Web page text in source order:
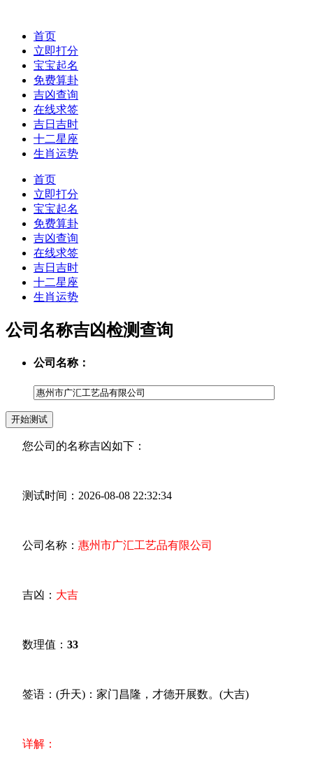
首页
立即打分
宝宝起名
免费算卦
吉凶查询
在线求签
吉日吉时
十二星座
生肖运势
首页
立即打分
宝宝起名
免费算卦
吉凶查询
在线求签
吉日吉时
十二星座
生肖运势
公司名称吉凶检测查询
公司名称：
您公司的名称吉凶如下：
测试时间：2026-08-08 22:32:34
公司名称： 惠州市广汇工艺品有限公司
吉凶： 大吉
数理值： 33
签语：(升天)：家门昌隆，才德开展数。(大吉)
详解：